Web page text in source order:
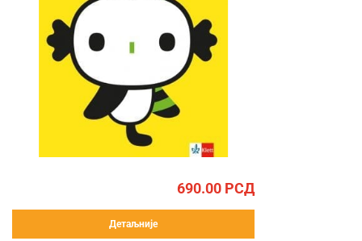
690.00 РСД
Детаљније